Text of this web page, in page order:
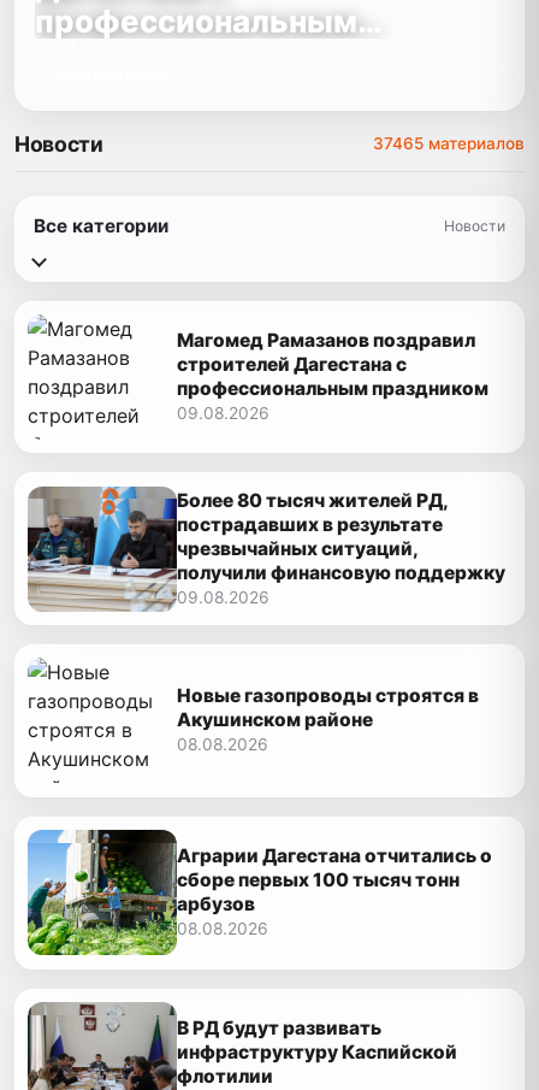
профессиональным
Новости 37465 материалов
Все категории Новости
Магомед Рамазанов поздравил
строителей Дагестана с
профессиональным праздником
09.08.2026
Более 80 тысяч жителей РД,
пострадавших в результате
чрезвычайных ситуаций,
получили финансовую поддержку
09.08.2026
Новые газопроводы строятся в
Акушинском районе
08.08.2026
Аграрии Дагестана отчитались о
сборе первых 100 тысяч тонн
арбузов
08.08.2026
В РД будут развивать
инфраструктуру Каспийской
флотилии